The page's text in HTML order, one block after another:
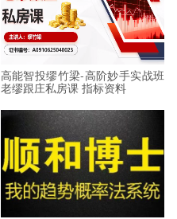
高能智投缪竹梁-高阶妙手实战班
老缪跟庄私房课 指标资料